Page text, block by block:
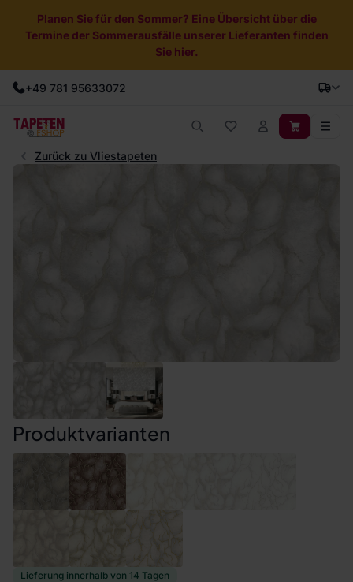
Planen Sie für den Sommer? Eine Übersicht über die
Termine der Sommerausfälle unserer Lieferanten finden
Sie hier.
+49 781 95633072
Zurück zu Vliestapeten
Lieferung innerhalb von 14 Tagen
Produktvarianten